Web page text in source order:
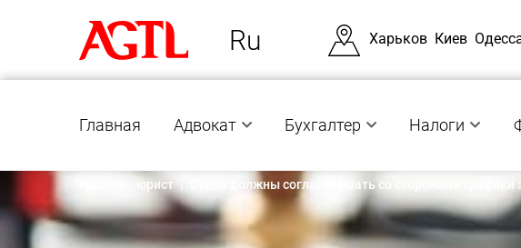
Ru Харьков Киев
Главная Адвокат Бухгалтер Налоги
Адвокат, юрист Судьи должны согласовывать со сторонами графики